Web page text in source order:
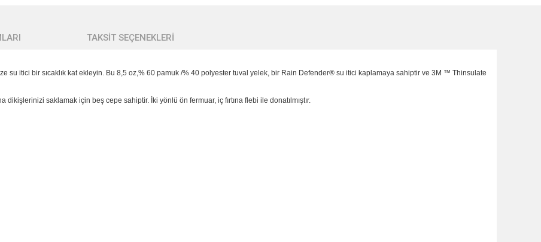
TAKSİT SEÇENEKLERİ
su itici bir sıcaklık kat ekleyin. Bu 8,5 oz,% 60 pamuk /% 40 polyester tuval yelek, bir Rain Defender® su itici kaplamaya sahiptir ve 3M ™ Thinsulate
dikişlerinizi saklamak için beş cepe sahiptir. İki yönlü ön fermuar, iç fırtına flebi ile donatılmıştır.